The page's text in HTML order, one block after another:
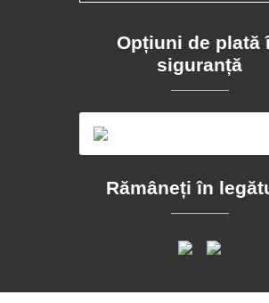
Opțiuni de plată
siguranță
Rămâneți în